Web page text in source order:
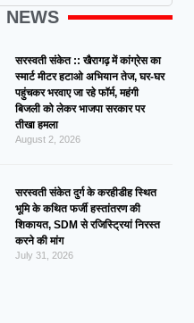
NEWS
सरस्वती संकेत :: खैरागढ़ में कांग्रेस का
स्मार्ट मीटर हटाओ अभियान तेज, घर-घर
पहुंचकर भरवाए जा रहे फॉर्म, महंगी
बिजली को लेकर भाजपा सरकार पर
तीखा हमला
August 2, 2026
सरस्वती संकेत दुर्ग के करहीडीह स्थित
भूमि के कथित फर्जी हस्तांतरण की
शिकायत, SDM से रजिस्ट्रियां निरस्त
करने की मांग
July 31, 2026